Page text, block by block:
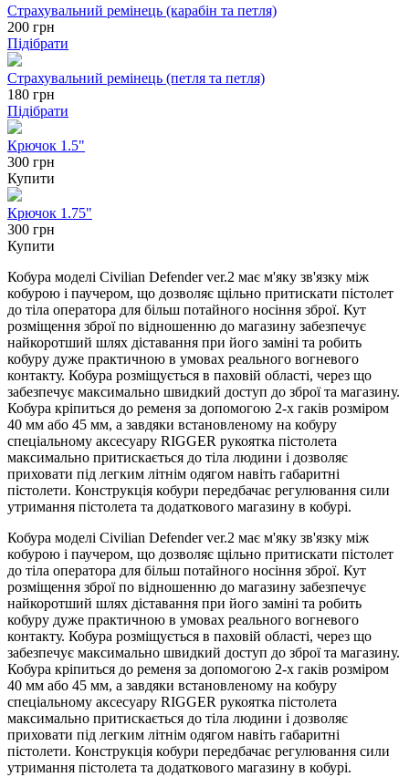
Страхувальний ремінець (карабін та петля)
200 грн
Підібрати
Страхувальний ремінець (петля та петля)
180 грн
Підібрати
Крючок 1.5"
300 грн
Купити
Крючок 1.75"
300 грн
Купити
Кобура моделі Civilian Defender ver.2 має м'яку зв'язку між
кобурою і паучером, що дозволяє щільно притискати пістолет
до тіла оператора для більш потайного носіння зброї. Кут
розміщення зброї по відношенню до магазину забезпечує
найкоротший шлях діставання при його заміні та робить
кобуру дуже практичною в умовах реального вогневого
контакту. Кобура розміщується в паховій області, через що
забезпечує максимально швидкий доступ до зброї та магазину.
Кобура кріпиться до ременя за допомогою 2-х гаків розміром
40 мм або 45 мм, а завдяки встановленому на кобуру
спеціальному аксесуару RIGGER рукоятка пістолета
максимально притискається до тіла людини і дозволяє
приховати під легким літнім одягом навіть габаритні
пістолети. Конструкція кобури передбачає регулювання сили
утримання пістолета та додаткового магазину в кобурі.
Кобура моделі Civilian Defender ver.2 має м'яку зв'язку між
кобурою і паучером, що дозволяє щільно притискати пістолет
до тіла оператора для більш потайного носіння зброї. Кут
розміщення зброї по відношенню до магазину забезпечує
найкоротший шлях діставання при його заміні та робить
кобуру дуже практичною в умовах реального вогневого
контакту. Кобура розміщується в паховій області, через що
забезпечує максимально швидкий доступ до зброї та магазину.
Кобура кріпиться до ременя за допомогою 2-х гаків розміром
40 мм або 45 мм, а завдяки встановленому на кобуру
спеціальному аксесуару RIGGER рукоятка пістолета
максимально притискається до тіла людини і дозволяє
приховати під легким літнім одягом навіть габаритні
пістолети. Конструкція кобури передбачає регулювання сили
утримання пістолета та додаткового магазину в кобурі.